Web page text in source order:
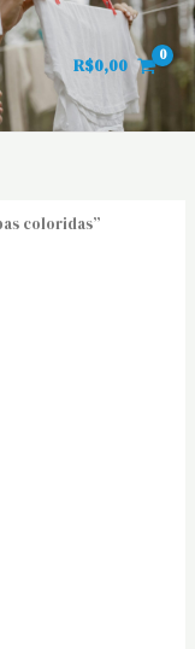
R$0,00
coloridas”